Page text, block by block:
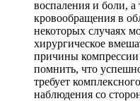
воспаления и боли,
кровообращения в
некоторых случаях
хирургическое
причины
помнить, что
требует
наблюдения со